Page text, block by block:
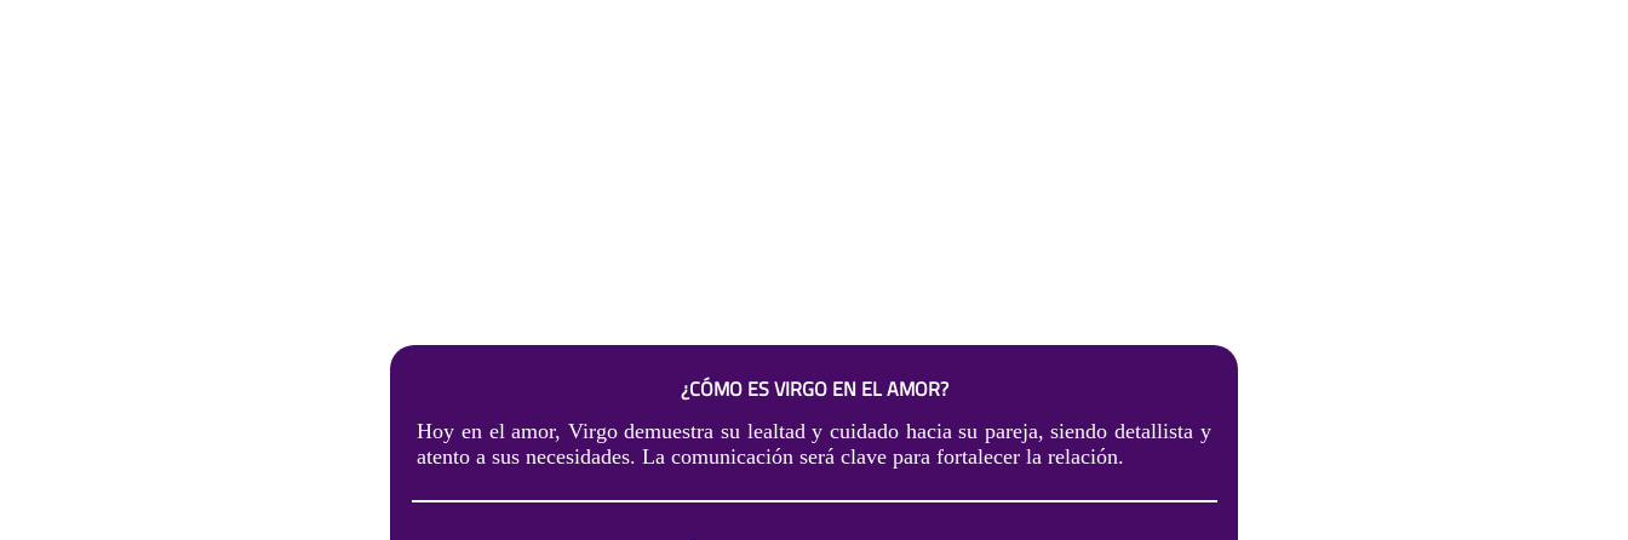
¿CÓMO ES VIRGO EN EL AMOR?
Hoy en el amor, Virgo demuestra su lealtad y cuidado hacia su pareja, siendo detallista y
atento a sus necesidades. La comunicación será clave para fortalecer la relación.